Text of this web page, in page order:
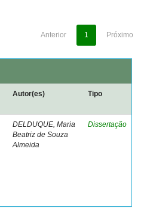
Anterior 1 Próximo
Autor(es) Tipo
DELDUQUE, Maria
Beatriz de Souza
Almeida
Dissertação